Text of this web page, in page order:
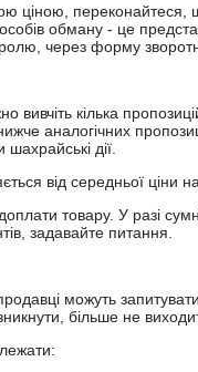
ціною,
обману - це
через форму
вивчіть кілька
аналогічних
дії.
від середньої ціни на
товару. У разі
задавайте питання.
можуть
більше не